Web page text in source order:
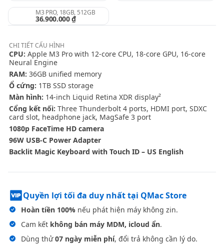
M3 PRO, 18GB, 512GB
36.900.000 ₫
CHI TIẾTCẤU HÌNH
CPU: Apple M3 Pro with 12‑core CPU, 18‑core GPU, 16‑core
Neural Engine
RAM: 36GB unified memory
Ổ cứng: 1TB SSD storage
Màn hình: 14-inch Liquid Retina XDR display²
Cổng kết nối: Three Thunderbolt 4 ports, HDMI port, SDXC
card slot, headphone jack, MagSafe 3 port
1080p FaceTime HD camera
96W USB-C Power Adapter
Backlit Magic Keyboard with Touch ID – US English
Quyền lợi tối đa duy nhất tại QMac Store
Hoàn tiền 100% nếu phát hiện máy không zin.
Cam kết không bán máy MDM, icloud ẩn.
Dùng thử07 ngày miễn phí, đổi trả không cần lý do.